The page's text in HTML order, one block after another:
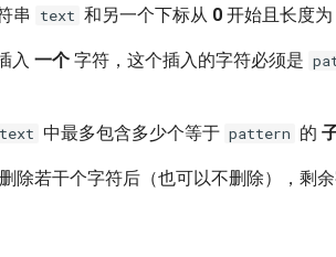
串 text 和另一个下标从 0 开始且长度为
入 一个 字符，这个插入的字符必须是
text 中最多包含多少个等于 pattern 的
除若干个字符后（也可以不删除），剩